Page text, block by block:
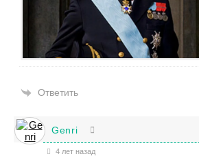
Ответить
Genri
4 лет назад